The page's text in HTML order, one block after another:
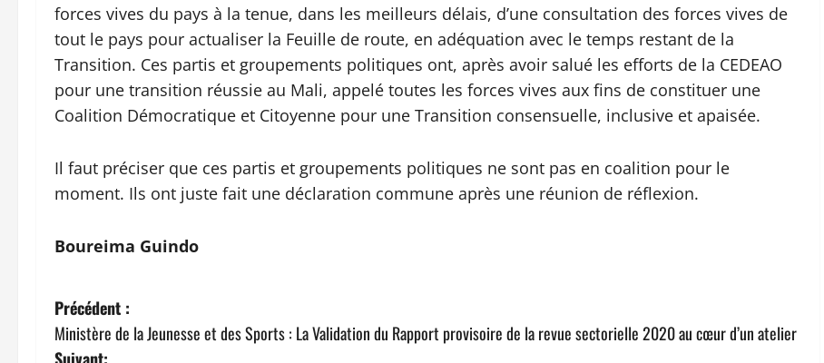
forces vives du pays à la tenue, dans les meilleurs délais, d’une consultation des forces vives de
tout le pays pour actualiser la Feuille de route, en adéquation avec le temps restant de la
Transition. Ces partis et groupements politiques ont, après avoir salué les efforts de la CEDEAO
pour une transition réussie au Mali, appelé toutes les forces vives aux fins de constituer une
Coalition Démocratique et Citoyenne pour une Transition consensuelle, inclusive et apaisée.
Il faut préciser que ces partis et groupements politiques ne sont pas en coalition pour le
moment. Ils ont juste fait une déclaration commune après une réunion de réflexion.
Boureima Guindo
N
a
Précédent :
Ministère de la Jeunesse et des Sports : La Validation du Rapport provisoire de la revue sectorielle 2020 au cœur d’un atelier